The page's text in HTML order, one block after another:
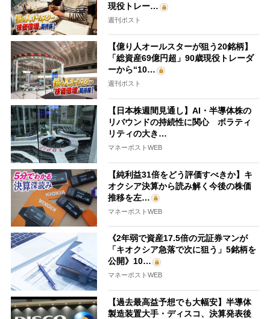
現役トレー…
週刊ポスト
【億り人オールスターが狙う20銘柄】
「総資産69億円超」90歳現役トレーダ
ーから“10…
週刊ポスト
【日本株週間見通し】AI・半導体株の
リバウンドの持続性に関心 ボラティ
リティの大き…
マネーポストWEB
【純利益31倍をどう評価すべきか】キ
オクシア決算から読み解く今後の株価
推移を左…
マネーポストWEB
《2年弱で資産17.5倍の元証券マンが
「キオクシア急落で次に狙う」5銘柄を
公開》10…
マネーポストWEB
【過去最高益予想でも大幅安】半導体
製造装置大手・ディスコ、決算発表後